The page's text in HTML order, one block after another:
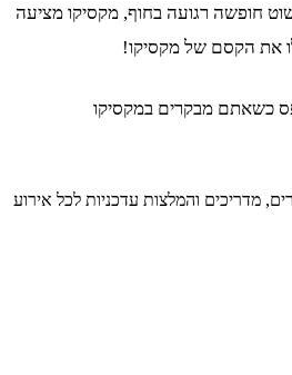
חופשה רגועה בחוף, מקסיקו מציעה
את הקסם של מקסיקו!
מדריכים והמלצות עדכניות לכל אירוע